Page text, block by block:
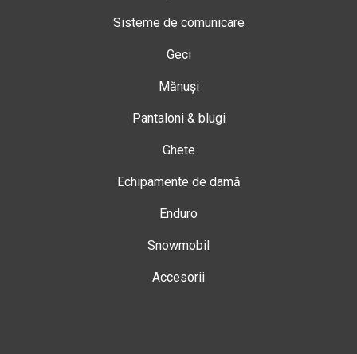
Sisteme de comunicare
Geci
Mănuși
Pantaloni & blugi
Ghete
Echipamente de damă
Enduro
Snowmobil
Accesorii